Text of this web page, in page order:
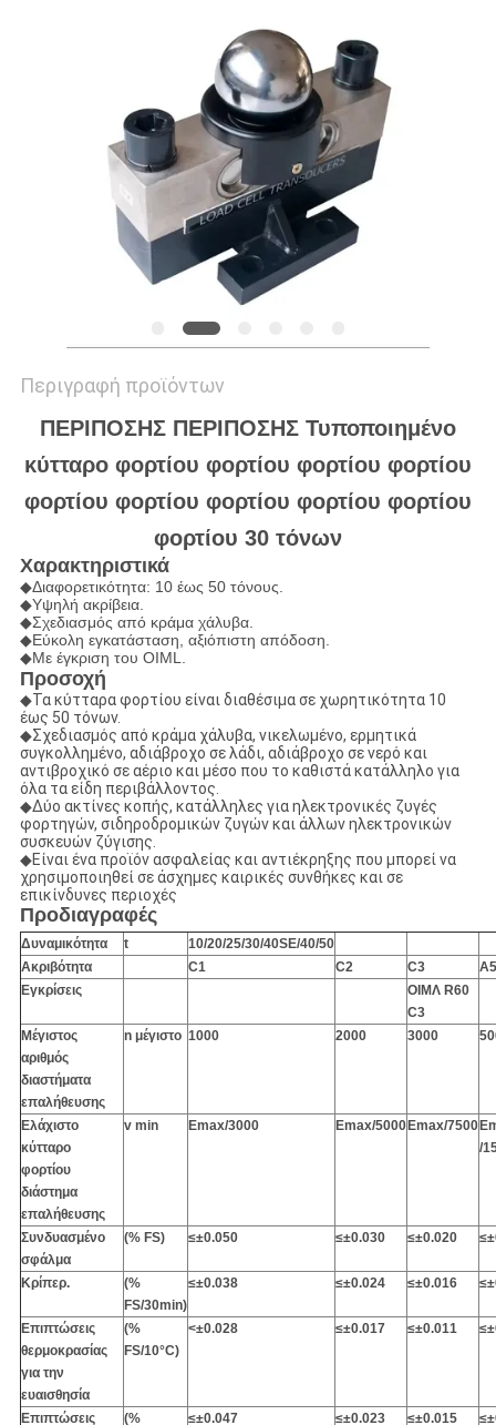
ΜΥΣΤΙΚΌΤΗΤΑΣ
Περιγραφή προϊόντων
ΠΕΡΙΠΟΣΗΣ ΠΕΡΙΠΟΣΗΣ Τυποποιημένο
κύτταρο φορτίου φορτίου φορτίου φορτίου
φορτίου φορτίου φορτίου φορτίου φορτίου
φορτίου 30 τόνων
Χαρακτηριστικά
◆Διαφορετικότητα: 10 έως 50 τόνους.
◆Υψηλή ακρίβεια.
◆Σχεδιασμός από κράμα χάλυβα.
◆Εύκολη εγκατάσταση, αξιόπιστη απόδοση.
◆Με έγκριση του OIML.
Προσοχή
◆Τα κύτταρα φορτίου είναι διαθέσιμα σε χωρητικότητα 10
έως 50 τόνων.
◆Σχεδιασμός από κράμα χάλυβα, νικελωμένο, ερμητικά
συγκολλημένο, αδιάβροχο σε λάδι, αδιάβροχο σε νερό και
αντιβροχικό σε αέριο και μέσο που το καθιστά κατάλληλο για
όλα τα είδη περιβάλλοντος.
◆Δύο ακτίνες κοπής, κατάλληλες για ηλεκτρονικές ζυγές
φορτηγών, σιδηροδρομικών ζυγών και άλλων ηλεκτρονικών
συσκευών ζύγισης.
◆Είναι ένα προϊόν ασφαλείας και αντιέκρηξης που μπορεί να
χρησιμοποιηθεί σε άσχημες καιρικές συνθήκες και σε
επικίνδυνες περιοχές
Προδιαγραφές
Δυναμικότητα t
10/20/25/30/40SE/40/50
Ακριβότητα
C1 C2 C3
Εγκρίσεις
ΟΙΜΛ R60
C3
Μέγιστος
αριθμός
διαστήματα
επαλήθευσης
n μέγιστο 1000 2000 3000
Ελάχιστο
κύτταρο
φορτίου
διάστημα
επαλήθευσης
v min Emax/3000 Emax/5000 Emax/7500
/
Συνδυασμένο
σφάλμα
(% FS) ≤±0.050 ≤±0.030 ≤±0.020 ≤±
Κρίπερ.
(%
FS/30min)
≤±0.038 ≤±0.024 ≤±0.016 ≤±
Επιπτώσεις
θερμοκρασίας
για την
ευαισθησία
(%
FS/10°C)
<±0.028 ≤±0.017 ≤±0.011 ≤±
Επιπτώσεις
(%
≤±0.047 ≤±0.023 ≤±0.015 ≤±